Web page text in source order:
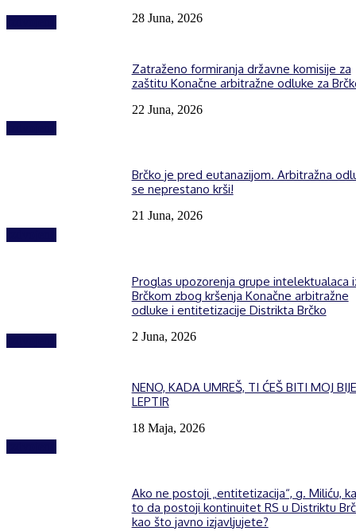
28 Juna, 2026
Zatraženo formiranja državne komisije za
zaštitu Konačne arbitražne odluke za
22 Juna, 2026
Brčko je pred eutanazijom. Arbitražna
se neprestano krši!
21 Juna, 2026
Proglas upozorenja grupe intelektualaca
Brčkom zbog kršenja Konačne arbitražne
odluke i entitetizacije Distrikta Brčko
2 Juna, 2026
NENO, KADA UMREŠ, TI ĆEŠ BITI MOJ
LEPTIR
18 Maja, 2026
Ako ne postoji „entitetizacija“, g. Miliću,
to da postoji kontinuitet RS u Distriktu
kao što javno izjavljujete?